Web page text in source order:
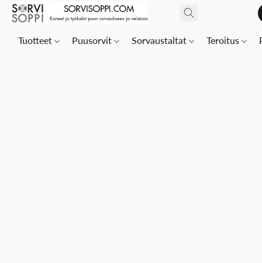
Tuotteet Puusorvit Sorvaustaltat Teroitus